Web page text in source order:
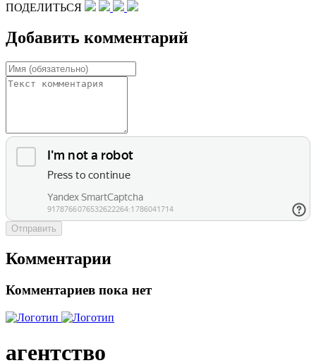
ПОДЕЛИТЬСЯ
Добавить комментарий
Отправить
Комментарии
Комментариев пока нет
агентство